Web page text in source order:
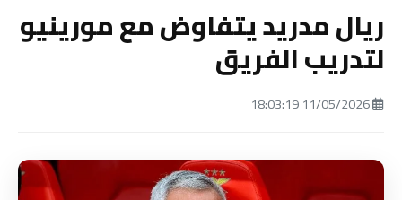
ريال مدريد يتفاوض مع مورينيو
لتدريب الفريق